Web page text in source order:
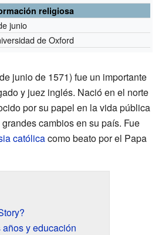
religiosa
junio
de Oxford
junio de 1571) fue un importante
y juez inglés. Nació en el norte
por su papel en la vida pública
cambios en su país. Fue
católicacomo beato por el Papa
y educación